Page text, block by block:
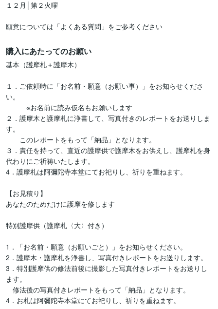
１２月│第２火曜
願意については「よくある質問」をご参考ください
購入にあたってのお願い
基本（護摩札＋護摩木）
１．ご依頼時に「お名前・願意（お願い事）」をお知らせくださ
い。
※お名前に読み仮名もお願いします
２．護摩木と護摩札に浄書して、写真付きのレポートをお送りしま
す。
このレポートをもって「納品」となります。
３．責任を持って、直近の護摩供で護摩木をお供えし、護摩札を身
代わりにご祈祷いたします。
4．護摩札は阿彌陀寺本堂にてお祀りし、祈りを重ねます。
【お見積り】
あなたのためだけに護摩を修します
特別護摩供（護摩札〈大〉付き）
1．「お名前・願意（お願いごと）」をお知らせください。
2．護摩木・護摩札を浄書し、写真付きレポートをお送りします。
3．特別護摩供の修法前後に撮影した写真付きレポートをお送りし
ます。
修法後の写真付きレポートをもって「納品」となります。
4．お札は阿彌陀寺本堂にてお祀りし、祈りを重ねます。